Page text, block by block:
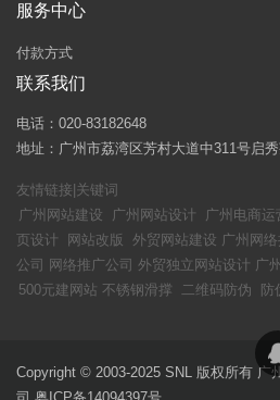
服务中心
付款方式
联系我们
电话：020-83182648
地址：广州市荔湾区芳村大道中311号启
友情链接|关键词
广州网站建设
广州网站设计 广州电商运
页设计
网站改版 外贸网站建设 广州网
公司 网络推广公司 外贸独立网站设计 广
500元建网站 不锈钢滑撑 二维码防伪 防
Copyright © 2003-2025 SNL 版权所有 广